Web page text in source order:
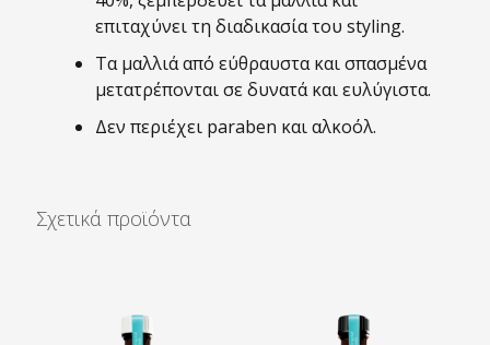
επιταχύνει τη διαδικασία του styling.
Τα μαλλιά από εύθραυστα και σπασμένα
μετατρέπονται σε δυνατά και ευλύγιστα.
Δεν περιέχει paraben και αλκοόλ.
Σχετικά προϊόντα